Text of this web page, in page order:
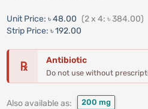
Unit Price: ৳ 48.00 (2 x 4: ৳ 384.00)
Strip Price: ৳ 192.00
℞ Antibiotic
Do not use without
Also available as: 200 mg